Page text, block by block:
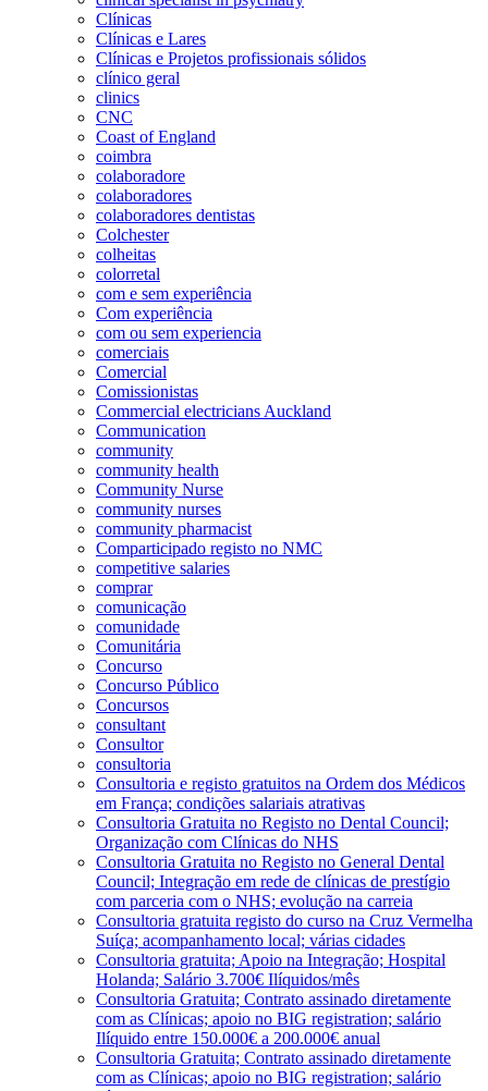
Clínicas
Clínicas e Lares
Clínicas e Projetos profissionais sólidos
clínico geral
clinics
CNC
Coast of England
coimbra
colaboradore
colaboradores
colaboradores dentistas
Colchester
colheitas
colorretal
com e sem experiência
Com experiência
com ou sem experiencia
comerciais
Comercial
Comissionistas
Commercial electricians Auckland
Communication
community
community health
Community Nurse
community nurses
community pharmacist
Comparticipado registo no NMC
competitive salaries
comprar
comunicação
comunidade
Comunitária
Concurso
Concurso Público
Concursos
consultant
Consultor
consultoria
Consultoria e registo gratuitos na Ordem dos Médicos
em França; condições salariais atrativas
Consultoria Gratuita no Registo no Dental Council;
Organização com Clínicas do NHS
Consultoria Gratuita no Registo no General Dental
Council; Integração em rede de clínicas de prestígio
com parceria com o NHS; evolução na carreia
Consultoria gratuita registo do curso na Cruz Vermelha
Suíça; acompanhamento local; várias cidades
Consultoria gratuita; Apoio na Integração; Hospital
Holanda; Salário 3.700€ Ilíquidos/mês
Consultoria Gratuita; Contrato assinado diretamente
com as Clínicas; apoio no BIG registration; salário
Ilíquido entre 150.000€ a 200.000€ anual
Consultoria Gratuita; Contrato assinado diretamente
com as Clínicas; apoio no BIG registration; salário